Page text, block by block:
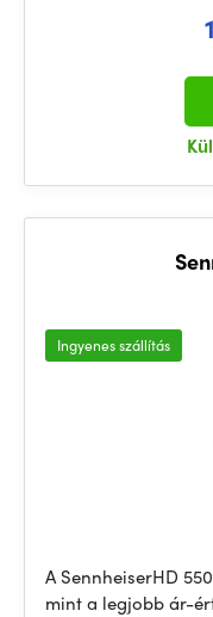
Ingyenes szállítás
A SennheiserHD
mint a legjobb ár-